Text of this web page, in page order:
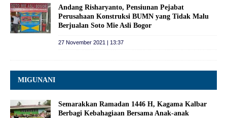
Andang Risharyanto, Pensiunan Pejabat
Perusahaan Konstruksi BUMN yang Tidak Malu
Berjualan Soto Mie Asli Bogor
27 November 2021 | 13:37
MIGUNANI
Semarakkan Ramadan 1446 H, Kagama Kalbar
Berbagi Kebahagiaan Bersama Anak-anak